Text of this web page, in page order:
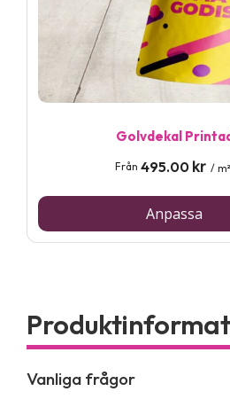
Golvdekal
Från 495.00 kr / m²
Anpassa
Vanliga frågor